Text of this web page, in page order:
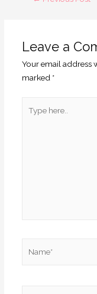
Leave a
Your email address
marked *